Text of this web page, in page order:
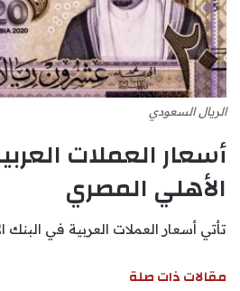
الريال السعودي
أسعار العملات
الأهلي المصري
تأتي أسعار العملات العربية في
مقالات ذات صلة